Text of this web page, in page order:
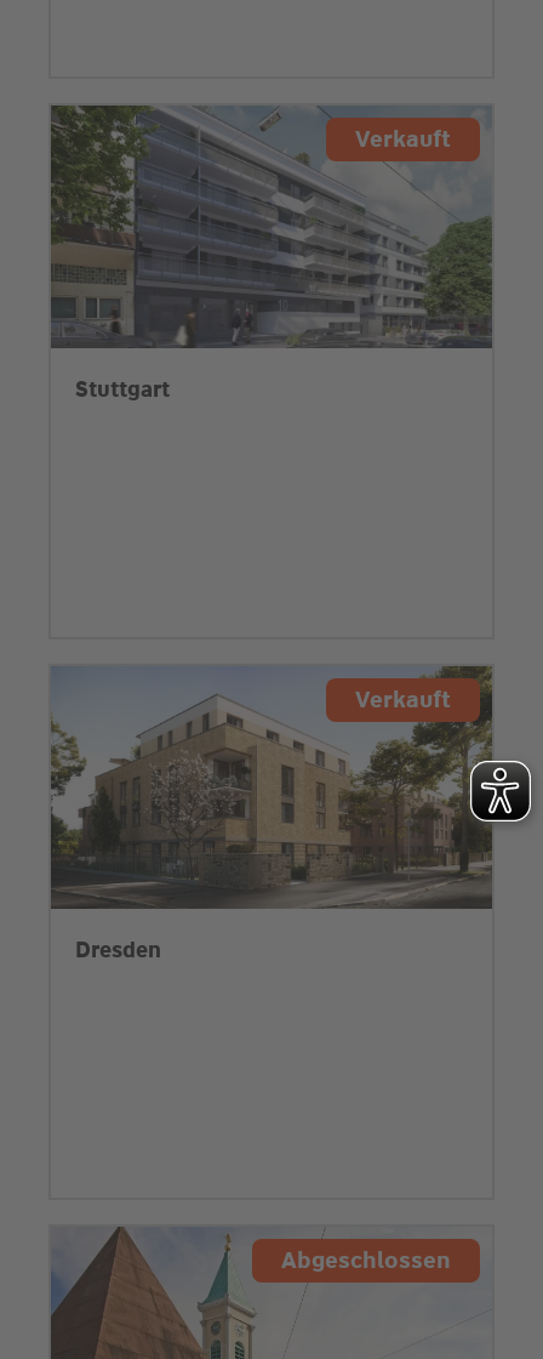
Verkauft
Stuttgart
Verkauft
Dresden
Abgeschlossen